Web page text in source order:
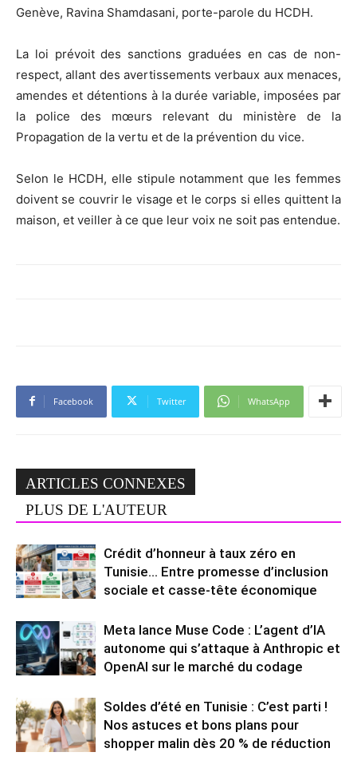
Genève, Ravina Shamdasani, porte-parole du HCDH.
La loi prévoit des sanctions graduées en cas de non-
respect, allant des avertissements verbaux aux menaces,
amendes et détentions à la durée variable, imposées par
la police des mœurs relevant du ministère de la
Propagation de la vertu et de la prévention du vice.
Selon le HCDH, elle stipule notamment que les femmes
doivent se couvrir le visage et le corps si elles quittent la
maison, et veiller à ce que leur voix ne soit pas entendue.
Facebook Twitter WhatsApp
ARTICLES CONNEXES
PLUS DE L'AUTEUR
Crédit d’honneur à taux zéro en
Tunisie… Entre promesse d’inclusion
sociale et casse-tête économique
Meta lance Muse Code : L’agent d’IA
autonome qui s’attaque à Anthropic et
OpenAI sur le marché du codage
Soldes d’été en Tunisie : C’est parti !
Nos astuces et bons plans pour
shopper malin dès 20 % de réduction